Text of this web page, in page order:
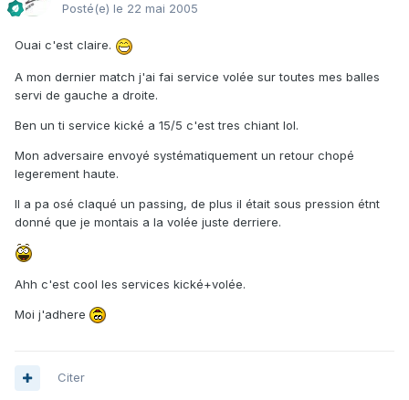
Posté(e) le 22 mai 2005
Ouai c'est claire.
A mon dernier match j'ai fai service volée sur toutes mes balles
servi de gauche a droite.
Ben un ti service kické a 15/5 c'est tres chiant lol.
Mon adversaire envoyé systématiquement un retour chopé
legerement haute.
Il a pa osé claqué un passing, de plus il était sous pression étnt
donné que je montais a la volée juste derriere.
Ahh c'est cool les services kické+volée.
Moi j'adhere
Citer